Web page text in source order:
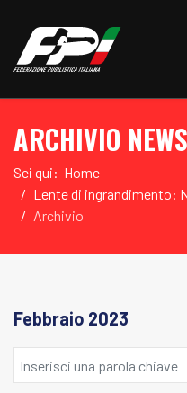
ARCHIVIO NEWS
Sei qui: Home
Lente di ingrandimento:
Archivio
Febbraio 2023